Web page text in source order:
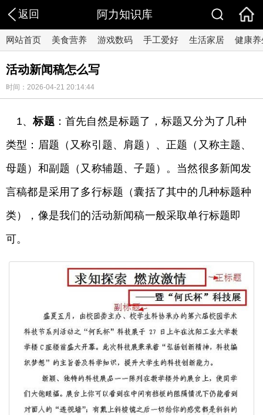
返回 阿力知识库
网站首页 美食营养 游戏数码 手工爱好 生活家居 健康养
活动新闻稿怎么写
时间：2026-04-21 20:14:44
1、标题：首先自然是标题了，标题又分为了几种
类型：眉题（又称引题、肩题）、正题（又称主题、
母题）和副题（又称辅题、子题）。当然很多新闻发
言稿都是采用了多行标题（囊括了其中的几种标题种
类），像是我们的活动新闻稿一般采取单行标题即
可。